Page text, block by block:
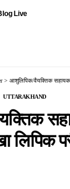
Live
> आशुलिपिक/वैयक्तिक सहायक तथा
UTTARAKHAND